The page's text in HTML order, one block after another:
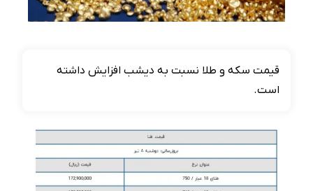
قیمت سکه و طلا نسبت به دیشب افزایش داشته
است.